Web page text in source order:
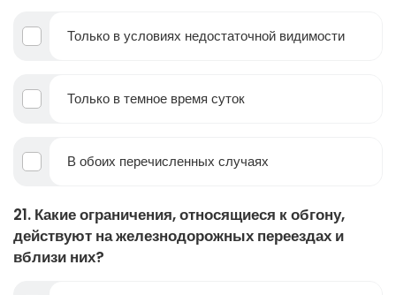
Только в условиях недостаточной видимости
Только в темное время суток
В обоих перечисленных случаях
21. Какие ограничения, относящиеся к обгону,
действуют на железнодорожных переездах и
вблизи них?